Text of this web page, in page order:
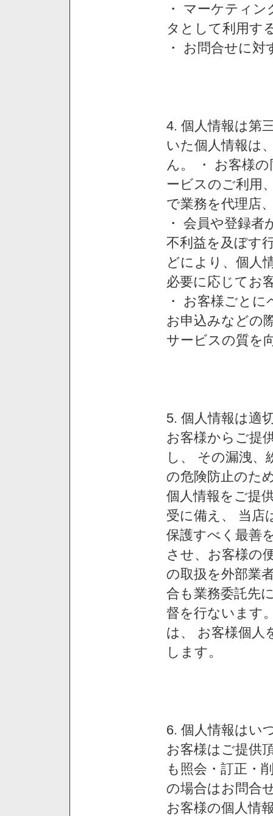
・ マーケティ
タとして利用す
・ お問合せに
4. 個人情報は第
いた個人情報は
ん。 ・ お客様
ービスのご利用
で業務を代理店
・ 会員や登録
不利益を及ぼす
どにより、個人
必要に応じてお
・ お客様ごと
お申込みなどの
サービスの質を
5. 個人情報は適
お客様からご提
し、 その漏洩、
の危険防止のた
個人情報をご提
受に備え、 当店
保護すべく最善
させ、お客様の
の取扱を外部業
合も業務委託先
督を行ないます
は、 お客様個人
します。
6. 個人情報はい
お客様はご提供
も照会・訂正・
の場合はお問合
お客様の個人情